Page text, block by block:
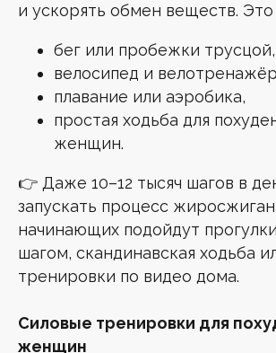
и ускорять обмен веществ.
бег или пробежки трусцой,
велосипед и
плавание или аэробика,
простая ходьба для
женщин.
👉 Даже 10–12 тысяч шагов в
запускать процесс
начинающих подойдут
шагом, скандинавская ходьба
тренировки по видео дома.
Силовые тренировки для
женщин